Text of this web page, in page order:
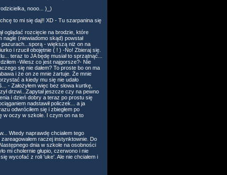
nooo... )_)
to mi się daj!! XD - Tu szarpanina się
oglądać rozcięcie na brodzie, które
nagle (niewiadomo skąd) powstał
pazurach...sporą - większą niż on na
i rzucił obojętnie ( ! ) -No! Zbieraj się.
teraz to JA będę musiał to sprzątnąć...
-Wiesz co jest najgorsze?- Nie
się nie dałem? To proste bo on ma
i że on ze mnie żartuje. Że mnie
a kiedy mu się nie udało
- Założyłem więc bez słowa kurtkę,
drzwi...Zapytał jeszcze czy na pewno
i dzień dobry a teraz po prostu się
nadstawił policzek... a ja
odwróciłem się i zbiegłem po
w oczy w szkole. I czym on na to
Wtedy naprawdę chciałem tego
zareagowałem raczej instynktownie. Do
dnia w szkole na osobności
mi cholernie głupio, czerwono i nie
wycofać z roli 'uke'. Ale nie chciałem i